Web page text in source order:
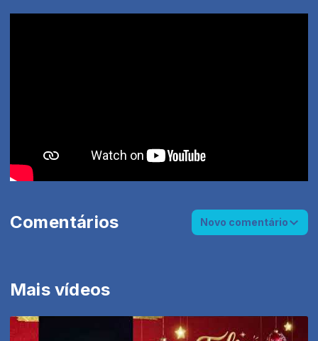
Mais vídeos
Comentários Novo comentário